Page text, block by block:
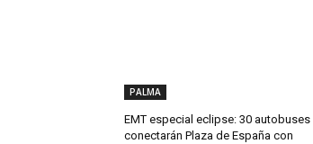
PALMA
EMT especial eclipse: 30 autobuses
conectarán Plaza de España con